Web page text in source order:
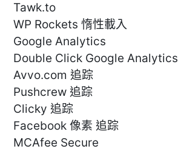
Tawk.to
WP Rockets 惰性載入
Google Analytics
Double Click Google Analytics
Avvo.com 追踪
Pushcrew 追踪
Clicky 追踪
Facebook 像素 追踪
MCAfee Secure